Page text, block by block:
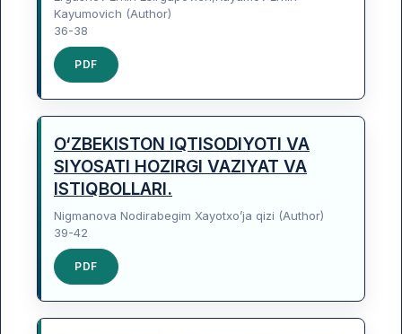
Kayumovich (Author)
36-38
PDF
O‘ZBEKISTON IQTISODIYOTI VA
SIYOSATI HOZIRGI VAZIYAT VA
ISTIQBOLLARI.
Nigmanova Nodirabegim Xayotxo’ja qizi (Author)
39-42
PDF